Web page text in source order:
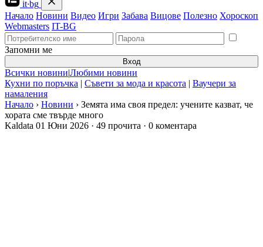
it·bg
Начало Новини Видео Игри Забава Вицове Полезно Хороскоп
Webmasters IT-BG
Запомни ме
Вход
Всички новини|Любими новини
Кухни по поръчка | Съвети за мода и красота | Ваучери за
намаления
Начало › Новини › Земята има своя предел: учените казват, че
хората сме твърде много
Kaldata 01 Юни 2026 · 49 прочита · 0 коментара